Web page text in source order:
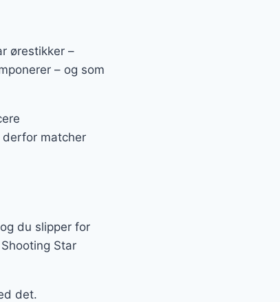
ørestikker –
– og som
matcher
du slipper for
Star
det.